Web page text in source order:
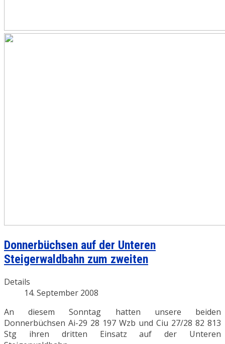
Donnerbüchsen auf der Unteren
Steigerwaldbahn zum zweiten
Details
14. September 2008
An diesem Sonntag hatten unsere beiden
Donnerbüchsen Ai-29 28 197 Wzb und Ciu 27/28 82 813
Stg ihren dritten Einsatz auf der Unteren